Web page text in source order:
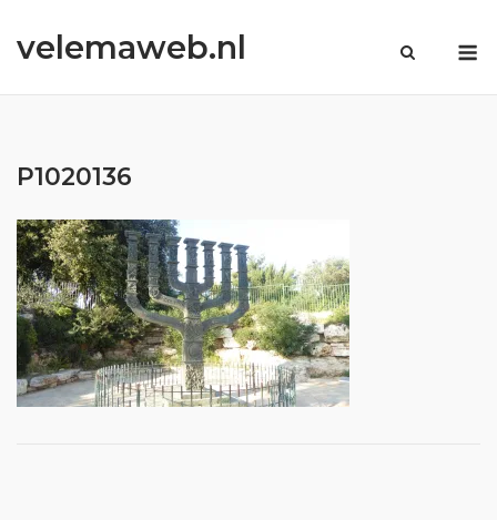
naar
inhoud
velemaweb.nl
P1020136